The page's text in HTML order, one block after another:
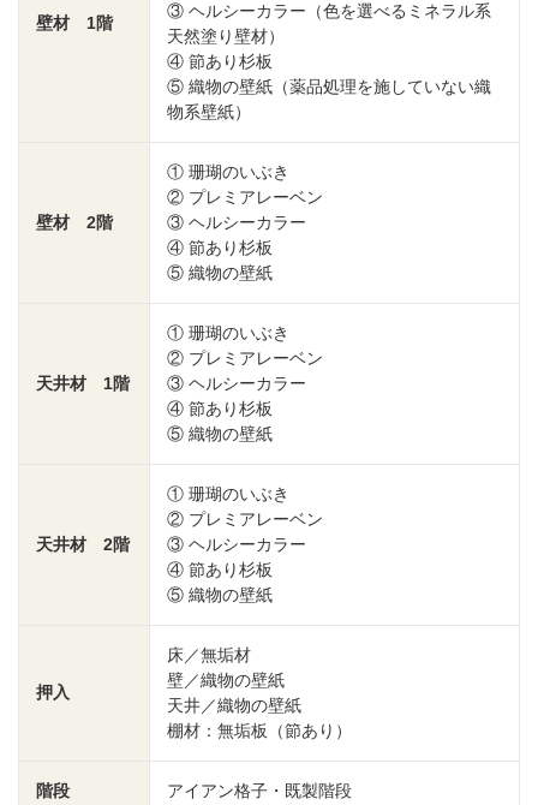
壁材 1階
③ ヘルシーカラー（色を選べるミネラル系
天然塗り壁材）
④ 節あり杉板
⑤ 織物の壁紙（薬品処理を施していない織
物系壁紙）
壁材 2階
① 珊瑚のいぶき
② プレミアレーベン
③ ヘルシーカラー
④ 節あり杉板
⑤ 織物の壁紙
天井材 1階
① 珊瑚のいぶき
② プレミアレーベン
③ ヘルシーカラー
④ 節あり杉板
⑤ 織物の壁紙
天井材 2階
① 珊瑚のいぶき
② プレミアレーベン
③ ヘルシーカラー
④ 節あり杉板
⑤ 織物の壁紙
押入
床／無垢材
壁／織物の壁紙
天井／織物の壁紙
棚材：無垢板（節あり）
階段 アイアン格子・既製階段